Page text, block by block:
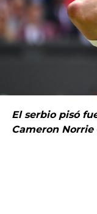
El serbio pisó
Cameron Norrie